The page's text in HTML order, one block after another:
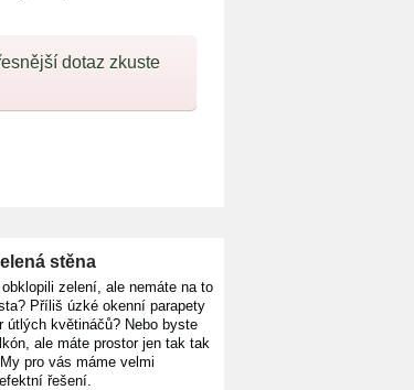
dotaz zkuste
stěna
zelení, ale nemáte na to
Příliš úzké okenní parapety
útlých květináčů? Nebo byste
ale máte prostor jen tak tak
pro vás máme velmi
řešení.